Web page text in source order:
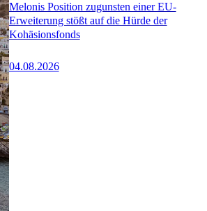
Melonis Position zugunsten einer EU-
Erweiterung stößt auf die Hürde der
Kohäsionsfonds
04.08.2026